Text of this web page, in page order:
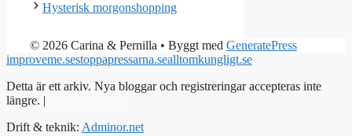
Hysterisk morgonshopping
© 2026 Carina & Pernilla • Byggt med GeneratePress
improveme.sestoppapressarna.sealltomkungligt.se
Detta är ett arkiv. Nya bloggar och registreringar accepteras inte
längre. |
Drift & teknik: Adminor.net